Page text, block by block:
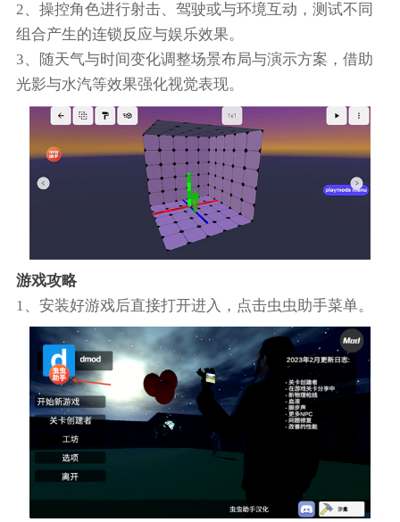
2、操控角色进行射击、驾驶或与环境互动，测试不同
组合产生的连锁反应与娱乐效果。
3、随天气与时间变化调整场景布局与演示方案，借助
光影与水汽等效果强化视觉表现。
游戏攻略
1、安装好游戏后直接打开进入，点击虫虫助手菜单。